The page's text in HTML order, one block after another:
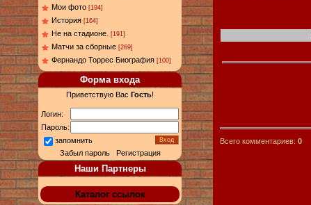
Мои фото [194]
История [164]
Не на стадионе. [191]
Матчи за сборные [269]
Фернандо Торрес Биография [100]
Форма входа
Приветствую Вас Гость!
Логин:
Пароль:
запомнить
Забыл пароль| Регистрация
Наши Партнеры
Каталог ссылок
Всего комментариев: 0